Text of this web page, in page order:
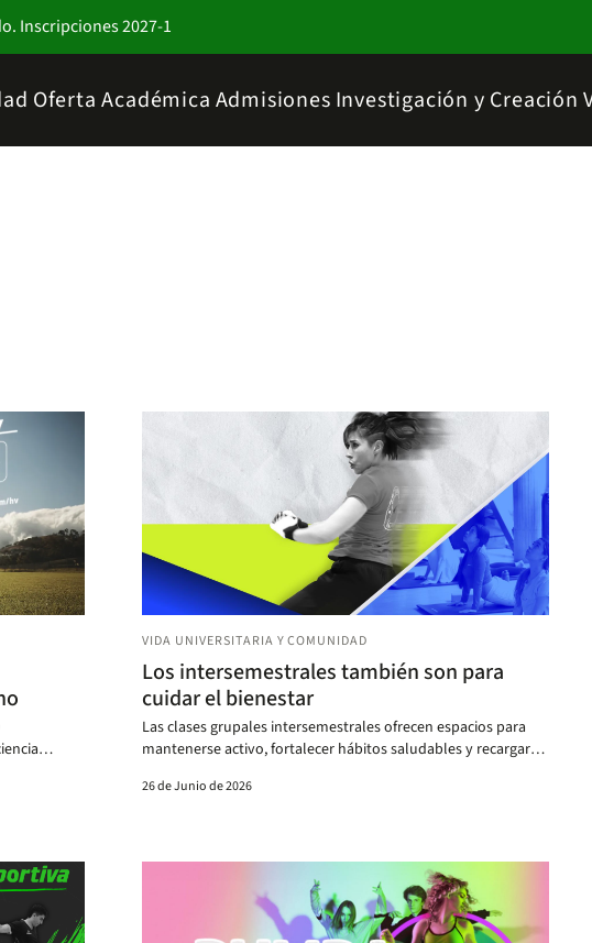
Inscripciones 2027-1
Oferta Académica Admisiones Investigación y Creación
VIDA UNIVERSITARIA Y COMUNIDAD
Los intersemestrales también son para
cuidar el bienestar
Las clases grupales intersemestrales ofrecen espacios para
mantenerse activo, fortalecer hábitos saludables y recargar
26 de Junio de 2026